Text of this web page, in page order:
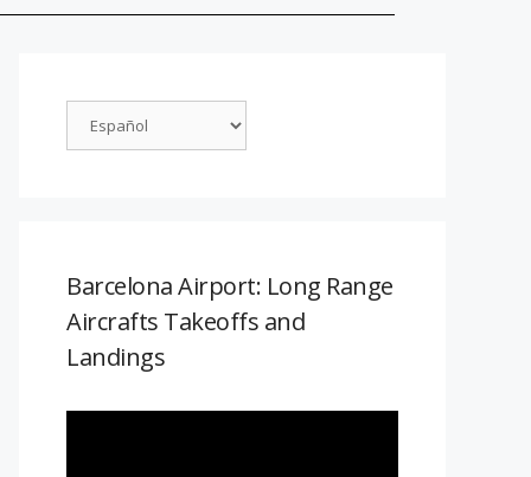
Barcelona Airport: Long Range
Aircrafts Takeoffs and
Landings